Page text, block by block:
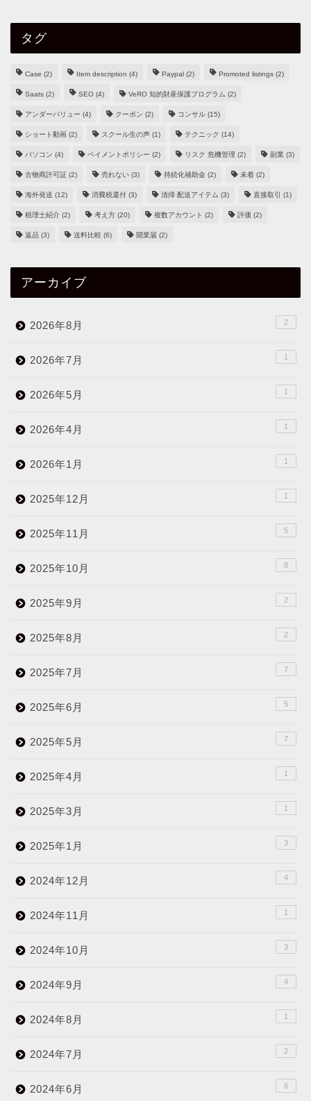
タグ
Case (2) Item description (4) Paypal (2) Promoted listings (2)
Saats (2) SEO (4) VeRO 知的財産保護プログラム (2)
アンダーバリュー (4) クーポン (2) コンサル (15)
ショート動画 (2) スクール生の声 (1) テクニック (14)
パソコン (4) ペイメントポリシー (2) リスク 危機管理 (2) 副業 (3)
古物商許可証 (2) 売れない (3) 持続化補助金 (2) 未着 (2)
海外発送 (12) 消費税還付 (3) 清掃 配送アイテム (3) 直接取引 (1)
税理士紹介 (2) 考え方 (20) 複数アカウント (2) 評価 (2)
返品 (3) 送料比較 (6) 開業届 (2)
アーカイブ
2026年8月 2
2026年7月 1
2026年5月 1
2026年4月 1
2026年1月 1
2025年12月 1
2025年11月 5
2025年10月 8
2025年9月 2
2025年8月 2
2025年7月 7
2025年6月 5
2025年5月 7
2025年4月 1
2025年3月 1
2025年1月 3
2024年12月 4
2024年11月 1
2024年10月 3
2024年9月 4
2024年8月 1
2024年7月 2
2024年6月 6